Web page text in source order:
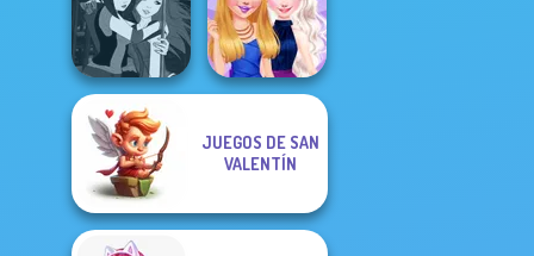
Manga Creator
Vampire Hunter
P...
Extreme
Makeover
Manga Creator -
Fantasy World...
JUEGOS DE SAN
VALENTÍN